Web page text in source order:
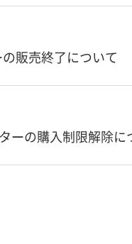
販売終了について
ーの購入制限解除に